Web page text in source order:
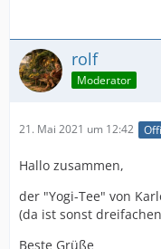
rolf
Moderator
21. Mai 2021 um 12:42
Hallo zusammen,
der "Yogi-Tee" von
(da ist sonst
Beste Grüße